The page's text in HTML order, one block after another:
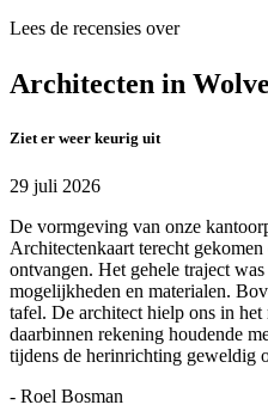
Lees de recensies over
Architecten in
Ziet er weer keurig uit
29 juli 2026
De vormgeving van onze
Architectenkaart terecht
ontvangen. Het gehele traject
mogelijkheden en materialen.
tafel. De architect hielp ons in het
daarbinnen rekening houdende
tijdens de herinrichting geweldig
- Roel Bosman